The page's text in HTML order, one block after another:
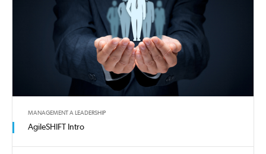
MANAGEMENT A LEADERSHIP
AgileSHIFT Intro